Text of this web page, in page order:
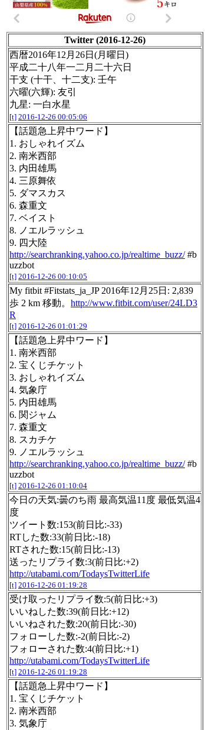
Twitter (2016-12-26)
西暦2016年12月26日(月曜日)
平成二十八年一二月二十六日
干支 (十干、十二支): 壬午
六曜(六輝): 友引
九星: 一白水星
[t] 2016-12-26 00:05:06
【話題急上昇中ワード】
1. おしゃれイズム
2. 南米西部
3. 内田雄馬
4. 三原舞依
5. ダマスカス
6. 森重文
7. ベイスト
8. ノエルラッシュ
9. 四大陸
http://searchranking.yahoo.co.jp/realtime_buzz/#b
uzzbot
[t] 2016-12-26 00:10:05
My fitbit #Fitstats_ja_JP 2016年12月25日: 2,839
歩 2 km 移動。 http://www.fitbit.com/user/24LD3
R
[t] 2016-12-26 01:01:29
【話題急上昇中ワード】
1. 南米西部
2. 宝くじチケット
3. おしゃれイズム
4. 気象庁
5. 内田雄馬
6. 関ジャム
7. 森重文
8. スカチケ
9. ノエルラッシュ
http://searchranking.yahoo.co.jp/realtime_buzz/#b
uzzbot
[t] 2016-12-26 01:10:04
今日の天気:曇のち雨 最高気温11度 最低気温4
度
ツイート数:153(前日比:-33)
RTした数:33(前日比:-18)
RTされた数:15(前日比:-13)
送ったリプライ数:3(前日比:+2)
http://utabami.com/TodaysTwitterLife
[t] 2016-12-26 01:19:28
受け取ったリプライ数:5(前日比:+3)
いいねした数:39(前日比:+12)
いいねされた数:20(前日比:-30)
フォローした数:-2(前日比:-2)
フォローされた数:4(前日比:+1)
http://utabami.com/TodaysTwitterLife
[t] 2016-12-26 01:19:28
【話題急上昇中ワード】
1. 宝くじチケット
2. 南米西部
3. 気象庁